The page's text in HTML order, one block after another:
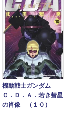
機動戦士ガンダム
Ｃ．Ｄ．Ａ．若き彗星
の肖像 （１０）